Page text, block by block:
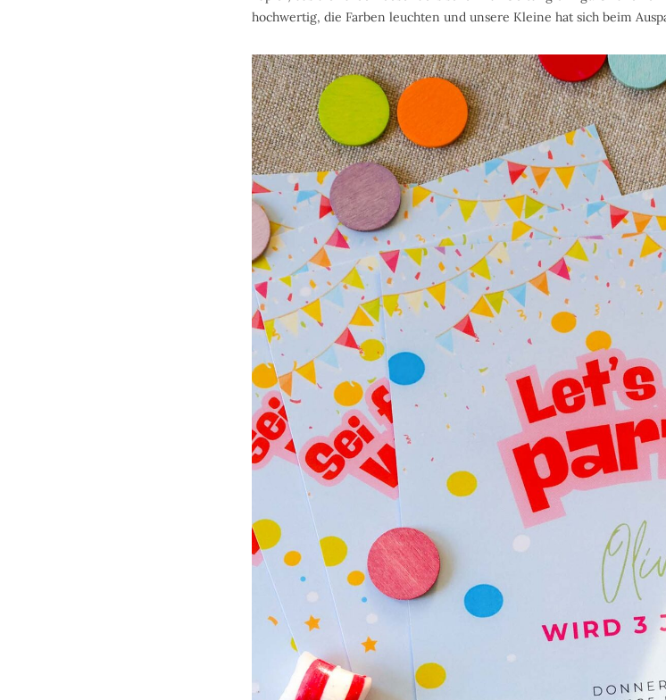
hochwertig, die Farben leuchten und unsere Kleine hat sich beim